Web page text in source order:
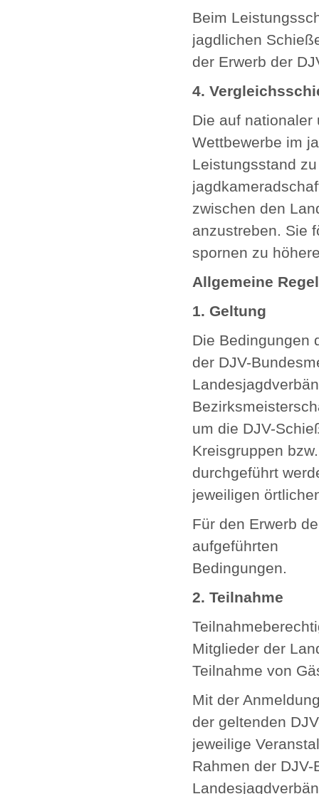
Beim
jagdlichen
der Erwerb der
4.
Die auf nationaler
Wettbewerbe im
Leistungsstand
zwischen den
anzustreben. Sie
spornen zu
Allgemeine
1. Geltung
Die Bedingungen
der DJV-
um die DJV-
Kreisgruppen
durchgeführt
jeweiligen
Für den Erwerb
aufgeführten
Bedingungen.
2. Teilnahme
Mitglieder der
Teilnahme von
Mit der
der geltenden
jeweilige
Rahmen der